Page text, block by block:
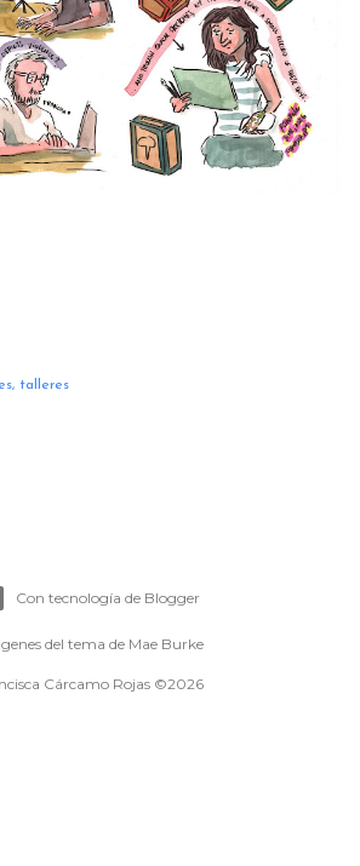
talleres
Con tecnología de Blogger
del tema de Mae Burke
Cárcamo Rojas ©2026